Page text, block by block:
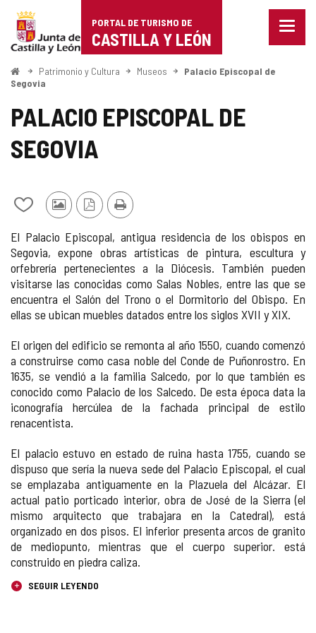
Portal
de
Turismo
de
Castilla
PORTAL DE TURISMO DE
CASTILLA Y LEÓN
Menu
InicioPatrimonio y Cultura Museos
Palacio Episcopal de
Segovia
PALACIO EPISCOPAL DE
SEGOVIA
Añadir/quitar
mis
cuadernos
Fotos
otros
turistas
VersiónImprimir
El Palacio Episcopal, antigua residencia de los obispos en
Segovia, expone obras artísticas de pintura, escultura y
orfebrería pertenecientes a la Diócesis. También pueden
visitarse las conocidas como Salas Nobles, entre las que se
encuentra el Salón del Trono o el Dormitorio del Obispo. En
ellas se ubican muebles datados entre los siglos XVII y XIX.
El origen del edificio se remonta al año 1550, cuando comenzó
a construirse como casa noble del Conde de Puñonrostro. En
1635, se vendió a la familia Salcedo, por lo que también es
conocido como Palacio de los Salcedo. De esta época data la
iconografía hercúlea de la fachada principal de estilo
renacentista.
El palacio estuvo en estado de ruina hasta 1755, cuando se
dispuso que sería la nueva sede del Palacio Episcopal, el cual
se emplazaba antiguamente en la Plazuela del Alcázar. El
actual patio porticado interior, obra de José de la Sierra (el
mismo arquitecto que trabajara en la Catedral), está
organizado en dos pisos. El inferior presenta arcos de granito
de mediopunto, mientras que el cuerpo superior. está
construido en piedra caliza.
SEGUIR LEYENDO